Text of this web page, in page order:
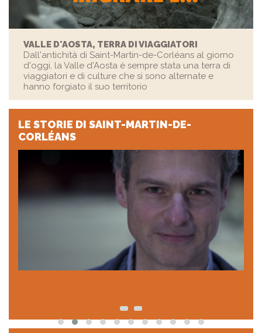
VALLE D'AOSTA, TERRA DI VIAGGIATORI
Dall'antichità di Saint-Martin-de-Corléans al giorno
d'oggi, la Valle d'Aosta è sempre stata una terra di
viaggiatori e di culture che si sono alternate e
hanno forgiato il suo territorio
LE STORIE DI SAINT-MARTIN-DE-
CORLÉANS